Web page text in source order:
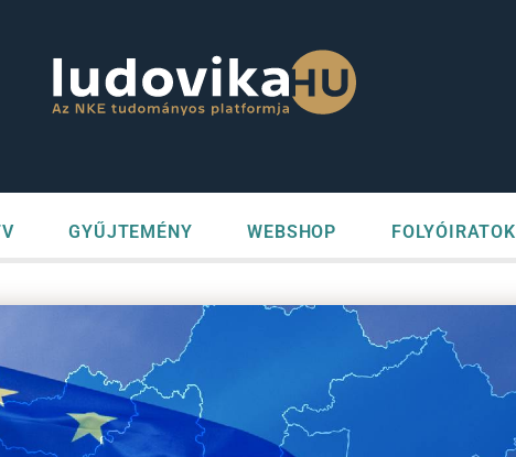
GYŰJTEMÉNY WEBSHOP FOLYÓIRATOK